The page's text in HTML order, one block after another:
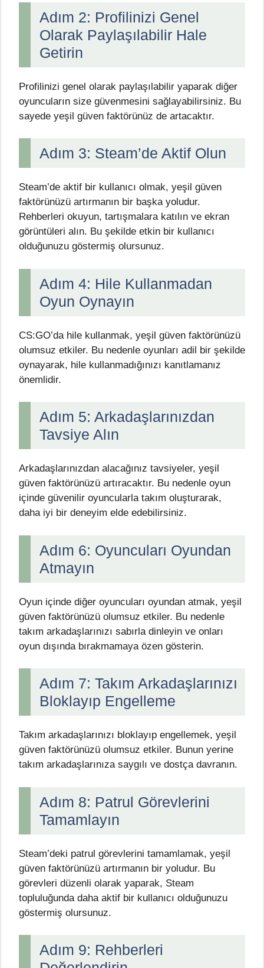
Adım 2: Profilinizi Genel
Olarak Paylaşılabilir Hale
Getirin
Profilinizi genel olarak paylaşılabilir yaparak diğer
oyuncuların size güvenmesini sağlayabilirsiniz. Bu
sayede yeşil güven faktörünüz de artacaktır.
Adım 3: Steam’de Aktif Olun
Steam’de aktif bir kullanıcı olmak, yeşil güven
faktörünüzü artırmanın bir başka yoludur.
Rehberleri okuyun, tartışmalara katılın ve ekran
görüntüleri alın. Bu şekilde etkin bir kullanıcı
olduğunuzu göstermiş olursunuz.
Adım 4: Hile Kullanmadan
Oyun Oynayın
CS:GO’da hile kullanmak, yeşil güven faktörünüzü
olumsuz etkiler. Bu nedenle oyunları adil bir şekilde
oynayarak, hile kullanmadığınızı kanıtlamanız
önemlidir.
Adım 5: Arkadaşlarınızdan
Tavsiye Alın
Arkadaşlarınızdan alacağınız tavsiyeler, yeşil
güven faktörünüzü artıracaktır. Bu nedenle oyun
içinde güvenilir oyuncularla takım oluşturarak,
daha iyi bir deneyim elde edebilirsiniz.
Adım 6: Oyuncuları Oyundan
Atmayın
Oyun içinde diğer oyuncuları oyundan atmak, yeşil
güven faktörünüzü olumsuz etkiler. Bu nedenle
takım arkadaşlarınızı sabırla dinleyin ve onları
oyun dışında bırakmamaya özen gösterin.
Adım 7: Takım Arkadaşlarınızı
Bloklayıp Engelleme
Takım arkadaşlarınızı bloklayıp engellemek, yeşil
güven faktörünüzü olumsuz etkiler. Bunun yerine
takım arkadaşlarınıza saygılı ve dostça davranın.
Adım 8: Patrul Görevlerini
Tamamlayın
Steam’deki patrul görevlerini tamamlamak, yeşil
güven faktörünüzü artırmanın bir yoludur. Bu
görevleri düzenli olarak yaparak, Steam
topluluğunda daha aktif bir kullanıcı olduğunuzu
göstermiş olursunuz.
Adım 9: Rehberleri